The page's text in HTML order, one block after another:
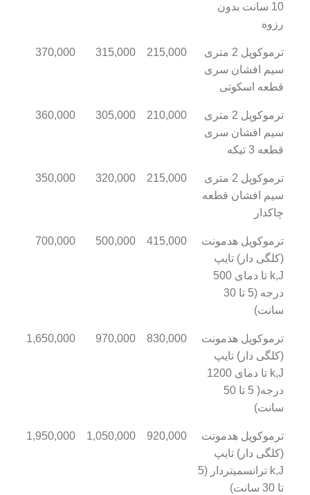
10 سانت بدون
رزوه
ترموکوپل 2 متری
سیم افشان سری
قطعه اسکوتی
215,000
315,000
370,000
ترموکوپل 2 متری
سیم افشان سری
قطعه 3 تیکه
210,000
305,000
360,000
ترموکوپل 2 متری
سیم افشان قطعه
چاکدار
215,000
320,000
350,000
ترموکوپل هدمونت
(کلگی دار) تایپ
k,J تا دمای 500
درجه (5 تا 30
سانت)
415,000
500,000
700,000
ترموکوپل هدمونت
(کلگی دار) تایپ
k,J تا دمای 1200
درجه( 5 تا 50
سانت)
830,000
970,000
1,650,000
ترموکوپل هدمونت
(کلگی دار) تایپ
k,J ترانسمیتردار (5
تا 30 سانت)
920,000
1,050,000
1,950,000